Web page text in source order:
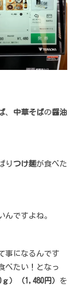
、 中華そばの醤油
り つけ麺が食べた
んですよね。
事になるんです
べたい！となっ
）（1,480円） を